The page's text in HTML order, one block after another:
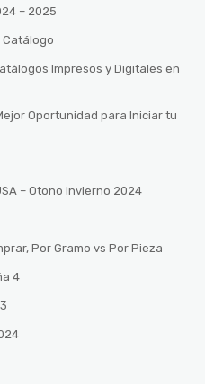
– 2025
Catálogo
Impresos y Digitales en
Oportunidad para Iniciar tu
– Otono Invierno 2024
Por Gramo vs Por Pieza
4